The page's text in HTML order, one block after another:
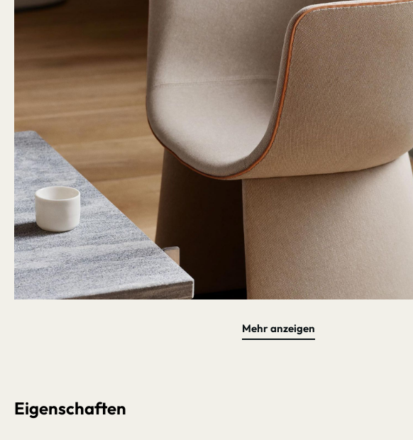
Mehr anzeigen
Eigenschaften